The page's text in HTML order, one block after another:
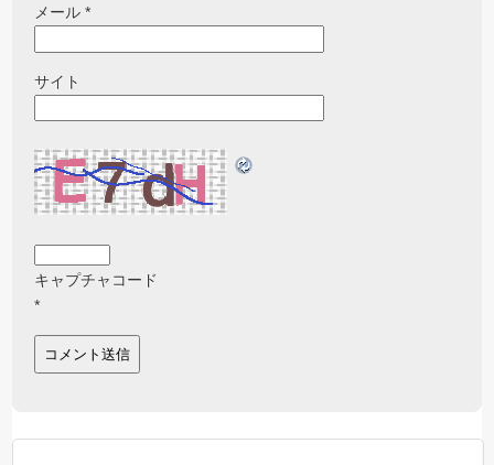
メール*
サイト
キャプチャコード
*